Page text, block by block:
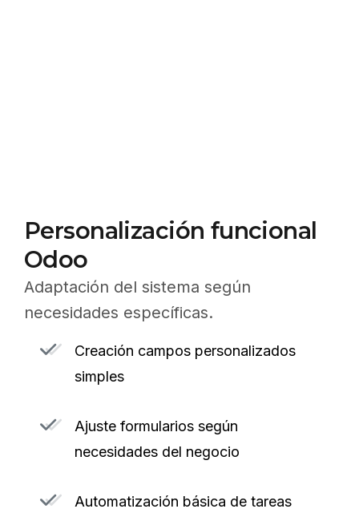
Personalización funcional
Odoo
Adaptación del sistema según
necesidades específicas.
Creación campos personalizados
simples
Ajuste formularios según
necesidades del negocio
Automatización básica de tareas